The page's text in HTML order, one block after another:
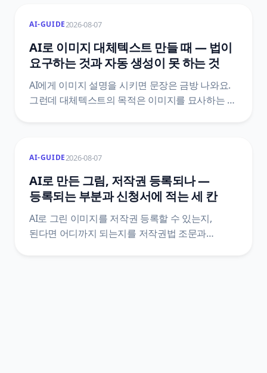
정리했어요.
AI-GUIDE2026-08-07
AI로 이미지 대체텍스트 만들 때 — 법이
요구하는 것과 자동 생성이 못 하는 것
AI에게 이미지 설명을 시키면 문장은 금방 나와요.
그런데 대체텍스트의 목적은 이미지를 묘사하는 게
자리를 정리했어요.
AI-GUIDE2026-08-07
AI로 만든 그림, 저작권 등록되나 —
등록되는 부분과 신청서에 적는 세 칸
AI로 그린 이미지를 저작권 등록할 수 있는지,
된다면 어디까지 되는지를 저작권법 조문과